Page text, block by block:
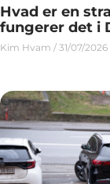
Hvad er en
fungerer det i
Kim Hvam 31/07/2026